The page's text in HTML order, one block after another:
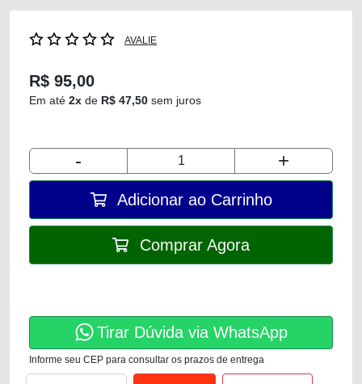
AVALIE
R$ 95,00
Em até 2x de R$ 47,50 sem juros
- +
Adicionar ao Carrinho
Comprar Agora
Tirar Dúvida via WhatsApp
Informe seu CEP para consultar os prazos de entrega